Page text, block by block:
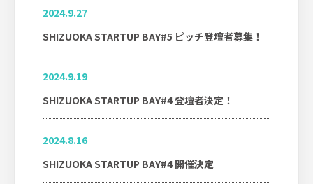
2024.9.27
SHIZUOKA STARTUP BAY#5 ピッチ登壇者募集！
2024.9.19
SHIZUOKA STARTUP BAY#4 登壇者決定！
2024.8.16
SHIZUOKA STARTUP BAY#4 開催決定